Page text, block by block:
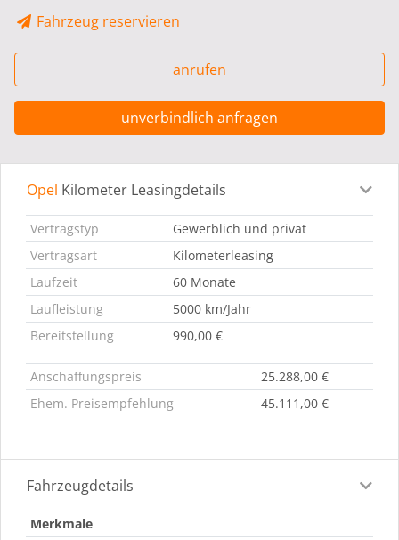
Fahrzeug reservieren
anrufen
unverbindlich anfragen
Leasingdetails Fahrzeugdetails
Opel Kilometer Leasingdetails
Vertragstyp
Gewerblich und privat
Vertragsart
Kilometerleasing
Laufzeit
60 Monate
Laufleistung
5000 km/Jahr
Bereitstellung
990,00 €
Anschaffungspreis
25.288,00 €
Ehem. Preisempfehlung
45.111,00 €
Fahrzeugdetails
Merkmale